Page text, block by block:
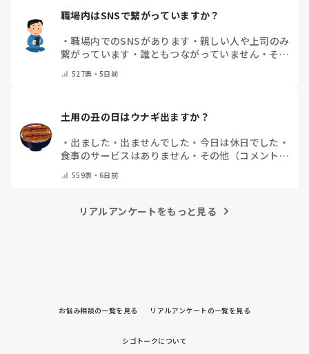
職場内はSNSで繋がっていますか？
・職場内でのSNSがあります ・ 親しい人や上司のみ
繋がっています ・ 誰ともつながっていません ・ その
527票・5日前
土用の丑の日はウナギ出ますか？
・ 出ました ・ 出ませんでした ・ 今日は休日でした ・
食事のサービスはありません ・ その他（コメントで
559票・ 6日前
リアルアンケートをもっと見る
お悩み相談の一覧を見る リアルアンケートの一覧を見る
シゴトークについて